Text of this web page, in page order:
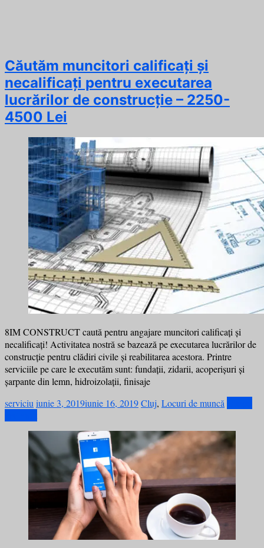
Căutăm muncitori calificați și
necalificați pentru executarea
lucrărilor de construcție – 2250-
4500 Lei
8IM CONSTRUCT caută pentru angajare muncitori calificați și
necalificați! Activitatea nostră se bazează pe executarea lucrărilor de
construcție pentru clădiri civile și reabilitarea acestora. Printre
serviciile pe care le executăm sunt: fundații, zidarii, acoperișuri și
șarpante din lemn, hidroizolații, finisaje
serviciu iunie 3, 2019iunie 16, 2019Cluj, Locuri de muncă